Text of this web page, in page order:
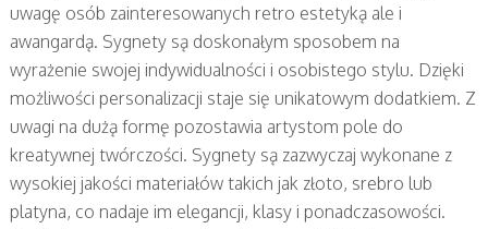
uwagę osób zainteresowanych retro estetyką ale i
awangardą. Sygnety są doskonałym sposobem na
wyrażenie swojej indywidualności i osobistego stylu. Dzięki
możliwości personalizacji staje się unikatowym dodatkiem. Z
uwagi na dużą formę pozostawia artystom pole do
kreatywnej twórczości. Sygnety są zazwyczaj wykonane z
wysokiej jakości materiałów takich jak złoto, srebro lub
platyna, co nadaje im elegancji, klasy i ponadczasowości.